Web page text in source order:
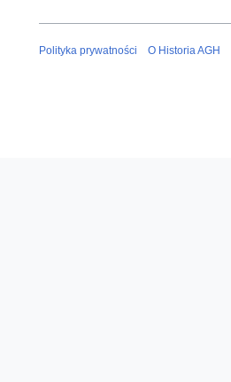
Polityka prywatności O Historia AGH